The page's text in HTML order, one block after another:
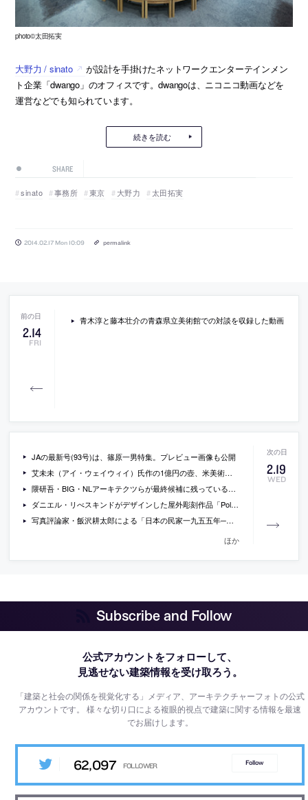
photo©太田拓実
大野力 / sinato
が設計を手掛けたネットワークエンターテインメン
ト企業「dwango」のオフィスです。dwangoは、ニコニコ動画などを
運営などでも知られています。
続きを読む
SHARE
sinato 事務所 東京 大野力 太田拓実
2014.02.17 Mon 10:09 permalink
2.14
FRI
青木淳と藤本壮介の青森県立美術館での対談を収録した動画
2.19
WED
JAの最新号(93号)は、篠原一男特集。プレビュー画像も公開
艾未未（アイ・ウェイウィイ）氏作の1億円の壺、米美術館で抗議の男が破壊（ロイター）
隈研吾・BIG・NLアーキテクツらが最終候補に残っているオランダ・アーネムのアート施設「ArtA Culural Center」設計コンペの画像
ダニエル・リべスキンドがデザインした屋外彫刻作品「Polycentric Spiral」の写真
写真評論家・飯沢耕太郎による「日本の民家一九五五年──二川幸夫・建築写真の原点」展のレビュー
ほか
Subscribe and Follow
公式アカウントをフォローして、
見逃せない建築情報を受け取ろう。
「建築と社会の関係を視覚化する」メディア、アーキテクチャーフォトの公式
アカウントです。様々な切り口による複眼的視点で建築に関する情報を最速
でお届けします。
62,097 Follow